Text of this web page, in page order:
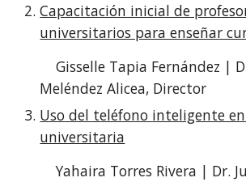
Capacitación inicial de
universitarios para enseñar
Gisselle Tapia Fernández |
Meléndez Alicea, Director
Uso del teléfono inteligente
universitaria
Yahaira Torres Rivera | Dr.